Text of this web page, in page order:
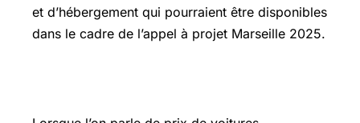
et d’hébergement qui pourraient être disponibles
dans le cadre de l’appel à projet Marseille 2025.